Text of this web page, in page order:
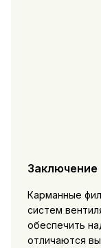
Заключение
Карманные
систем
обеспечить
отличаются